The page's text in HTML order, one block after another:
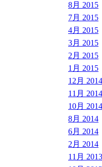
8月 2015
7月 2015
4月 2015
3月 2015
2月 2015
1月 2015
12月 2014
11月 2014
10月 2014
8月 2014
6月 2014
2月 2014
11月 2013